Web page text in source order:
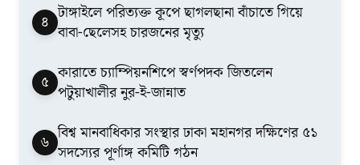
৪ টাঙ্গাইলে পরিত্যক্ত কূপে ছাগলছানা বাঁচাতে গিয়ে
বাবা-ছেলেসহ চারজনের মৃত্যু
৫ কারাতে চ্যাম্পিয়নশিপে স্বর্ণপদক জিতলেন
পটুয়াখালীর নুর-ই-জান্নাত
৬ বিশ্ব মানবাধিকার সংস্থার ঢাকা মহানগর দক্ষিণের ৫১
সদস্যের পূর্ণাঙ্গ কমিটি গঠন